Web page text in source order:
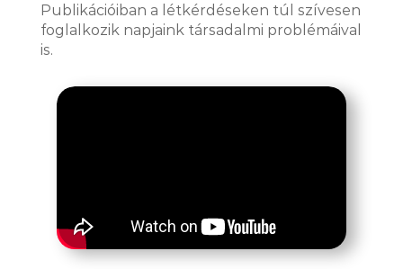
Publikációiban a létkérdéseken túl szívesen
foglalkozik napjaink társadalmi problémáival
is.